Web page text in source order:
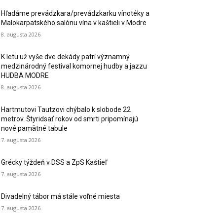
Hľadáme prevádzkara/prevádzkarku vínotéky a
Malokarpatského salónu vína v kaštieli v Modre
8. augusta 2026
K letu už vyše dve dekády patrí významný
medzinárodný festival komornej hudby a jazzu
HUDBA MODRE
8. augusta 2026
Hartmutovi Tautzovi chýbalo k slobode 22
metrov. Štyridsať rokov od smrti pripomínajú
nové pamätné tabule
7. augusta 2026
Grécky týždeň v DSS a ZpS Kaštieľ
7. augusta 2026
Divadelný tábor má stále voľné miesta
7. augusta 2026